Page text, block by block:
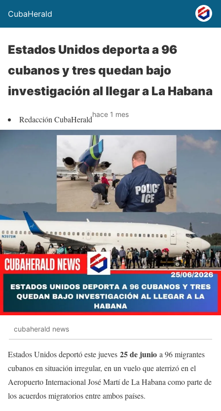
CubaHerald
Estados Unidos deporta a 96
cubanos y tres quedan bajo
investigación al llegar a La Habana
Redacción CubaHeraldhace 1 mes
cubaherald news
Estados Unidos deportó este jueves 25 de junio a 96 migrantes
cubanos en situación irregular, en un vuelo que aterrizó en el
Aeropuerto Internacional José Martí de La Habana como parte de
los acuerdos migratorios entre ambos países.